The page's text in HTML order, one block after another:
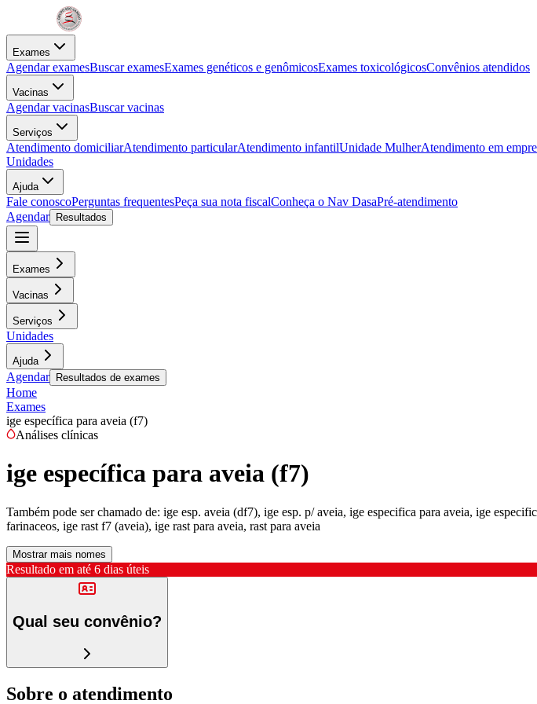
Exames
Agendar examesBuscar examesExames genéticos e genômicosExames toxicológicosConvênios atendidos
Vacinas
Agendar vacinasBuscar vacinas
Serviços
Atendimento domiciliarAtendimento particularAtendimento infantilUnidade MulherAtendimento em
Unidades
Ajuda
Fale conoscoPerguntas frequentesPeça sua nota fiscalConheça o Nav DasaPré-atendimento
Agendar
Resultados
Exames
Vacinas
Serviços
Unidades
Ajuda
Agendar Resultados de exames
Home
Exames
ige específica para aveia (f7)
Análises clínicas
ige específica para aveia (f7)
Também pode ser chamado de: ige esp. aveia (df7), ige esp. p/ aveia, ige especifica para aveia, ige
farinaceos, ige rast f7 (aveia), ige rast para aveia, rast para aveia
Mostrar mais nomes
Resultado em até 6 dias úteis
Qual seu convênio?
Sobre o atendimento